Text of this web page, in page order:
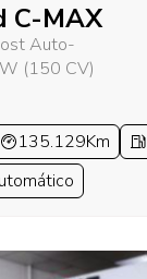
C-MAX
Auto-
(150 CV)
135.129Km